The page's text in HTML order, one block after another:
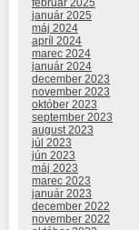
január 2025
máj 2024
apríl 2024
marec 2024
január 2024
december 2023
november 2023
október 2023
september 2023
august 2023
júl 2023
jún 2023
máj 2023
marec 2023
január 2023
december 2022
november 2022